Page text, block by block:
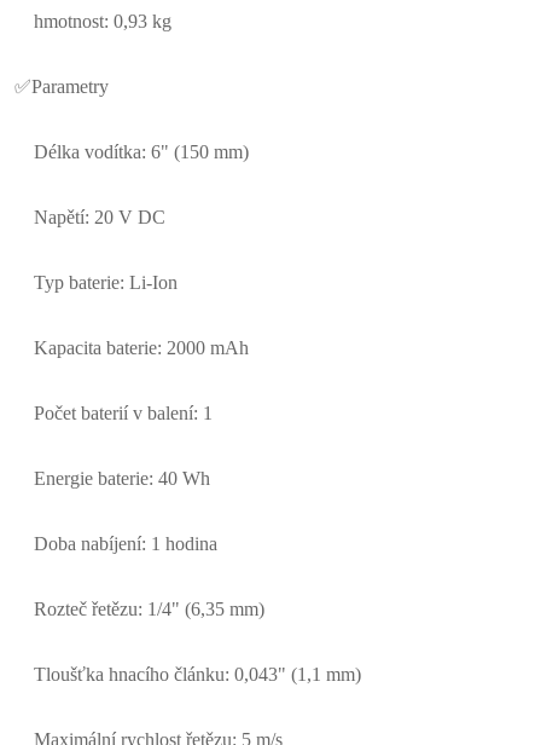
hmotnost: 0,93 kg
✅Parametry
Délka vodítka: 6" (150 mm)
Napětí: 20 V DC
Typ baterie: Li-Ion
Kapacita baterie: 2000 mAh
Počet baterií v balení: 1
Energie baterie: 40 Wh
Doba nabíjení: 1 hodina
Rozteč řetězu: 1/4" (6,35 mm)
Tloušťka hnacího článku: 0,043" (1,1 mm)
Maximální rychlost řetězu: 5 m/s